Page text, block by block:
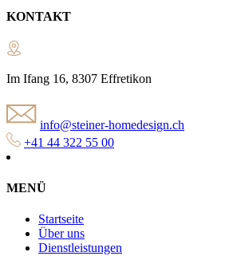
KONTAKT
Im Ifang 16, 8307 Effretikon
info@steiner-homedesign.ch
+41 44 322 55 00
MENÜ
Startseite
Über uns
Dienstleistungen